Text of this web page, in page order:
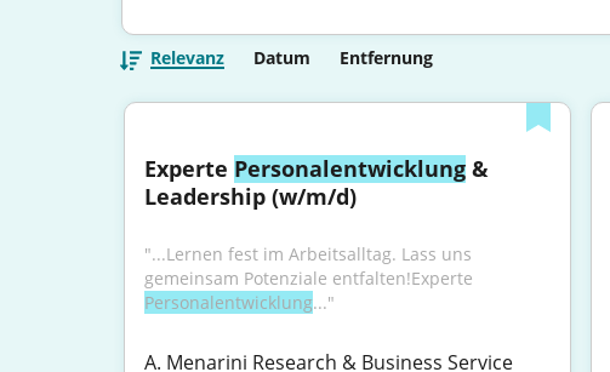
Relevanz Datum Entfernung
Experte Personalentwicklung &
Leadership (w/m/d)
"...Lernen fest im Arbeitsalltag. Lass uns
Personalentwicklung..."
A. Menarini Research & Business Service